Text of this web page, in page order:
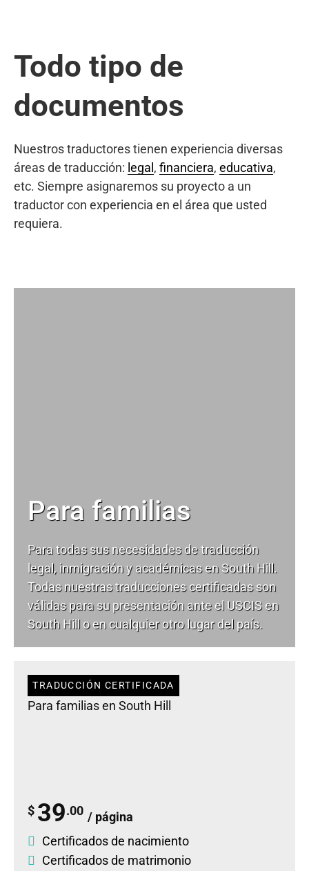
Todo tipo de
documentos
Nuestros traductores tienen experiencia diversas
áreas de traducción: legal , financiera, educativa,
etc. Siempre asignaremos su proyecto a un
traductor con experiencia en el área que usted
requiera.
Para familias
Para todas sus necesidades detraducción
legal, inmigración y académicas en South Hill.
Todas nuestras traducciones certificadas son
válidas para su presentación ante el USCIS en
South Hill o en cualquier otro lugar del país.
TRADUCCIÓN CERTIFICADA
Para familias en South Hill
$ 39.00 / página
Certificados de nacimiento
Certificados de matrimonio